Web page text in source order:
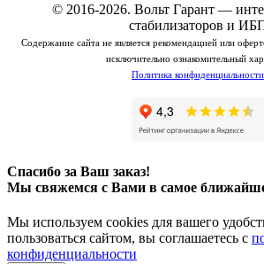
© 2016-2026. Вольт Гарант —
стабилизаторов и
Содержание сайта не является рекомендацией или
исключительно ознакомительный
Политика конфиденциальности
Спасибо за Ваш заказ!
Мы свяжемся с Вами в самое
Мы используем cookies для вашего
пользоваться сайтом, вы соглашаетесь с
конфиденциальности